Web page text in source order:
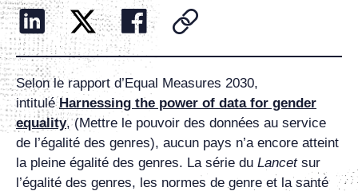
Selon le rapport d’Equal Measures 2030,
intituléHarnessing the power of data for gender
equality, (Mettre le pouvoir des données au service
de l’égalité des genres), aucun pays n’a encore atteint
la pleine égalité des genres. La série du Lancetsur
l’égalité des genres, les normes de genre et la santé